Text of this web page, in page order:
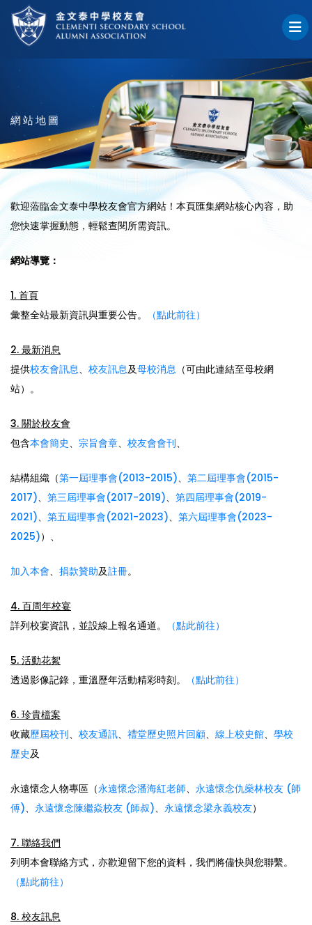
網站地圖
歡迎蒞臨金文泰中學校友會官方網站！本頁匯集網站核心內容，助
您快速掌握動態，輕鬆查閱所需資訊。
網站導覽：
1. 首頁
彙整全站最新資訊與重要公告。
（點此前往）
2. 最新消息
提供校友會訊息、 校友訊息及母校消息 （可由此連結至母校網
站）。
3. 關於校友會
包含本會簡史、 宗旨會章、 校友會會刊、
結構組織（第一屆理事會(2013-2015)、 第二屆理事會(2015-
2017)、 第三屆理事會(2017-2019)、 第四屆理事會(2019-
2021)、 第五屆理事會(2021-2023)、 第六屆理事會(2023-
2025)）、
加入本會、 捐款贊助及註冊。
4. 百周年校宴
詳列校宴資訊，並設線上報名通道。
（點此前往）
5. 活動花絮
透過影像記錄，重溫歷年活動精彩時刻。
（點此前往）
6. 珍貴檔案
收藏歷屆校刊、 校友通訊、 禮堂歷史照片回顧、 線上校史館、 學校
歷史及
永遠懷念人物專區（永遠懷念潘海紅老師、 永遠懷念仇燊林校友 (師
傅)、 永遠懷念陳繼焱校友 (師叔)、 永遠懷念梁永義校友）
7. 聯絡我們
列明本會聯絡方式，亦歡迎留下您的資料，我們將儘快與您聯繫。
（點此前往）
8. 校友訊息